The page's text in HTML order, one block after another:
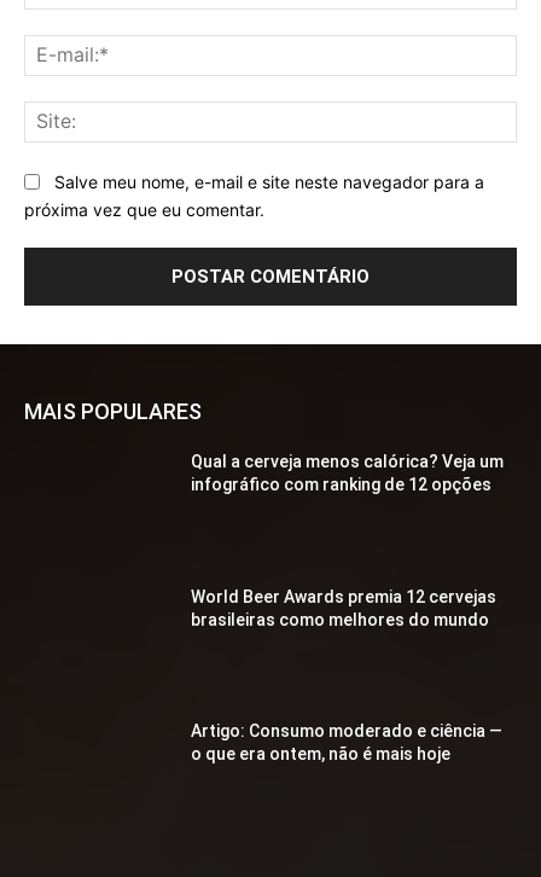
Salve meu nome, e-mail e site neste navegador para a
próxima vez que eu comentar.
MAIS POPULARES
Qual a cerveja menos calórica? Veja um
infográfico com ranking de 12 opções
World Beer Awards premia 12 cervejas
brasileiras como melhores do mundo
Artigo: Consumo moderado e ciência —
o que era ontem, não é mais hoje